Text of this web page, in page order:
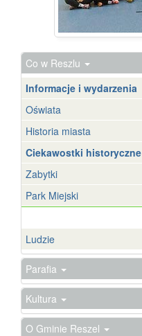
Co w Reszlu
Informacje i wydarzenia
Oświata
Historia miasta
Ciekawostki historyczne
Zabytki
Park Miejski
Ludzie
Parafia
Kultura
O Gminie Reszel